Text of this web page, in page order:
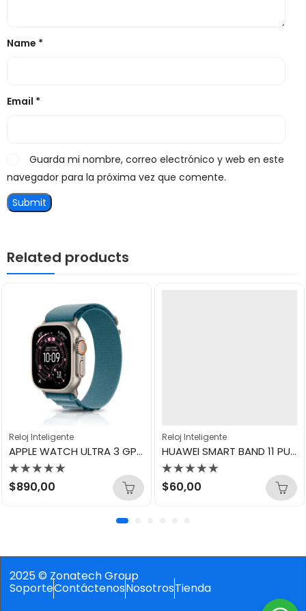
Name *
Email *
Guarda mi nombre, correo electrónico y web en este
navegador para la próxima vez que comente.
Related products
Reloj Inteligente
APPLE WATCH ULTRA 3 GPS+CELLULAR 49MM LIGHT BLUE MEWM4LW/A
Valorado
con
$890,00
Reloj Inteligente
HUAWEI SMART BAND 11 PURPLE
Valorado
con
$60,00
2025 © Zonatech Group
SoporteContáctenosNosotrosTienda